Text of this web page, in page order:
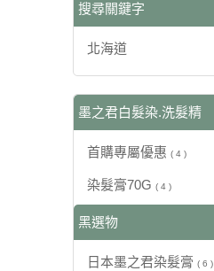
搜尋關鍵字
北海道
墨之君白髮染.洗髮精
首購專屬優惠 ( 4 )
染髮膏70G ( 4 )
黑選物
日本墨之君染髮膏 ( 6 )